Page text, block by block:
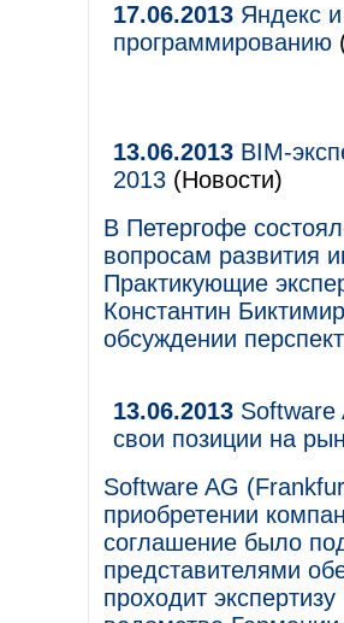
17.06.2013 Яндекс
программированию
13.06.2013 BIM-
2013 (Новости)
В Петергофе
вопросам развития
Практикующие
Константин
обсуждении
13.06.2013 Software
свои позиции на
Software AG
приобретении
соглашение было
представителями
проходит